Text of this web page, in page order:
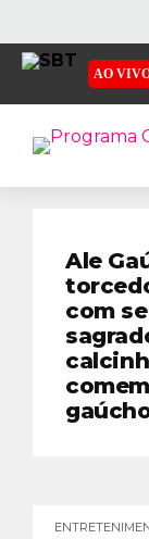
AO
Ale
com